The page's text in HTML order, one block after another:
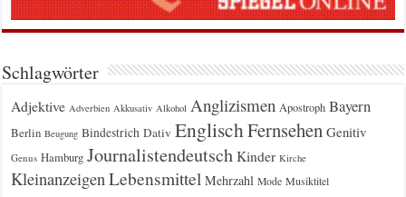
Schlagwörter
Adjektive Adverbien Akkusativ Alkohol Anglizismen Apostroph Bayern
Berlin Beugung Bindestrich Dativ EnglischFernsehen Genitiv
Genus Hamburg Journalistendeutsch Kinder Kirche
Kleinanzeigen Lebensmittel Mehrzahl Mode Musiktitel